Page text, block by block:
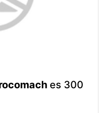
es 300